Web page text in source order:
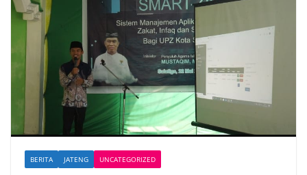
BERITA JATENG UNCATEGORIZED